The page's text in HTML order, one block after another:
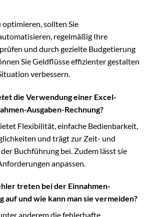
optimieren, sollten Sie
regelmäßig Ihre
und durch gezielte Budgetierung
Sie Geldflüsse effizienter gestalten
verbessern.
die Verwendung einer Excel-
Ausgaben-Rechnung?
Flexibilität, einfache Bedienbarkeit,
und trägt zur Zeit- und
Buchführung bei. Zudem lässt sie
anpassen.
treten bei der Einnahmen-
auf und wie kann man sie vermeiden?
anderem die fehlerhafte